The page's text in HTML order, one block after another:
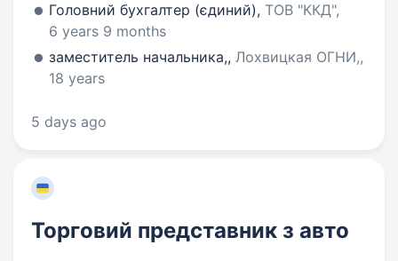
Головний бухгалтер (єдиний), ТОВ "ККД",
6 years 9 months
заместитель начальника,, Лохвицкая ОГНИ,,
18 years
5 days ago
Торговий представник з авто